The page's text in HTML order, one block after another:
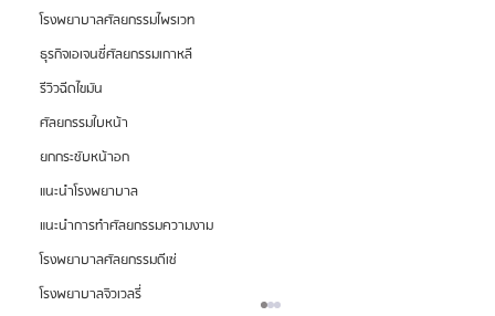
โรงพยาบาลศัลยกรรมไพรเวท
ธุรกิจเอเจนซี่ศัลยกรรมเกาหลี
รีวิวฉีดไขมัน
ศัลยกรรมใบหน้า
ยกกระชับหน้าอก
แนะนำโรงพยาบาล
แนะนำการทำศัลยกรรมความงาม
โรงพยาบาลศัลยกรรมดีเซ่
โรงพยาบาลจิวเวลรี่